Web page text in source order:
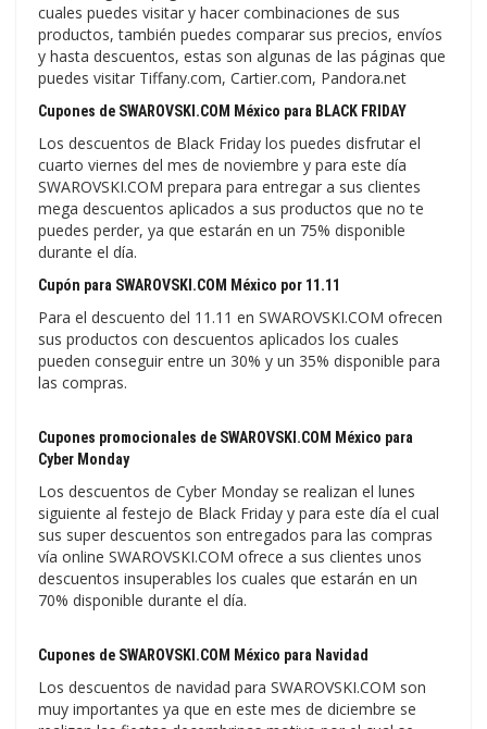
cuales puedes visitar y hacer combinaciones de sus
productos, también puedes comparar sus precios, envíos
y hasta descuentos, estas son algunas de las páginas que
puedes visitar Tiffany.com, Cartier.com, Pandora.net
Cupones de SWAROVSKI.COM México para BLACK FRIDAY
Los descuentos de Black Friday los puedes disfrutar el
cuarto viernes del mes de noviembre y para este día
SWAROVSKI.COM prepara para entregar a sus clientes
mega descuentos aplicados a sus productos que no te
puedes perder, ya que estarán en un 75% disponible
durante el día.
Cupón para SWAROVSKI.COM México por 11.11
Para el descuento del 11.11 en SWAROVSKI.COM ofrecen
sus productos con descuentos aplicados los cuales
pueden conseguir entre un 30% y un 35% disponible para
las compras.
Cupones promocionales de SWAROVSKI.COM México para
Cyber Monday
Los descuentos de Cyber Monday se realizan el lunes
siguiente al festejo de Black Friday y para este día el cual
sus super descuentos son entregados para las compras
vía online SWAROVSKI.COM ofrece a sus clientes unos
descuentos insuperables los cuales que estarán en un
70% disponible durante el día.
Cupones de SWAROVSKI.COM México para Navidad
Los descuentos de navidad para SWAROVSKI.COM son
muy importantes ya que en este mes de diciembre se